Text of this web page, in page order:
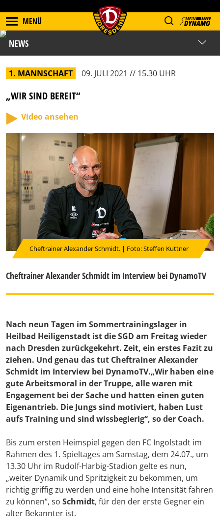
MENÜ
NEWS
1. MANNSCHAFT 09. JULI 2021 // 15.30 UHR
„WIR SIND BEREIT“
Video ansehen
Cheftrainer Alexander Schmidt. | Foto: Steffen Kuttner
Cheftrainer Alexander Schmidt im Interview bei DynamoTV
Nach neun Tagen im Sommertrainingslager in
Heilbad Heiligenstadt ist die SGD am Freitag wieder
nach Dresden zurückgekehrt. Zeit, ein erstes Fazit zu
ziehen. Und genau das tut Cheftrainer Alexander
Schmidt im Interview bei DynamoTV.„Wir haben eine
gute Arbeitsmoral in der Truppe, alle waren mit
Engagement bei der Sache und hatten einen guten
Eigenantrieb. Die Jungs sind motiviert, haben Lust
aufs Training und sind wissbegierig“, so der Coach.
Bis zum ersten Heimspiel gegen den FC Ingolstadt im
Rahmen des 1. Spieltages am Samstag, dem 24.07., um
13.30 Uhr im Rudolf-Harbig-Stadion gelte es nun,
„weiter Dynamik und Spritzigkeit zu bekommen, um
richtig griffig zu werden und eine hohe Intensität fahren
zu können“, so Schmidt, für den der erste Gegner ein
alter Bekannter ist.